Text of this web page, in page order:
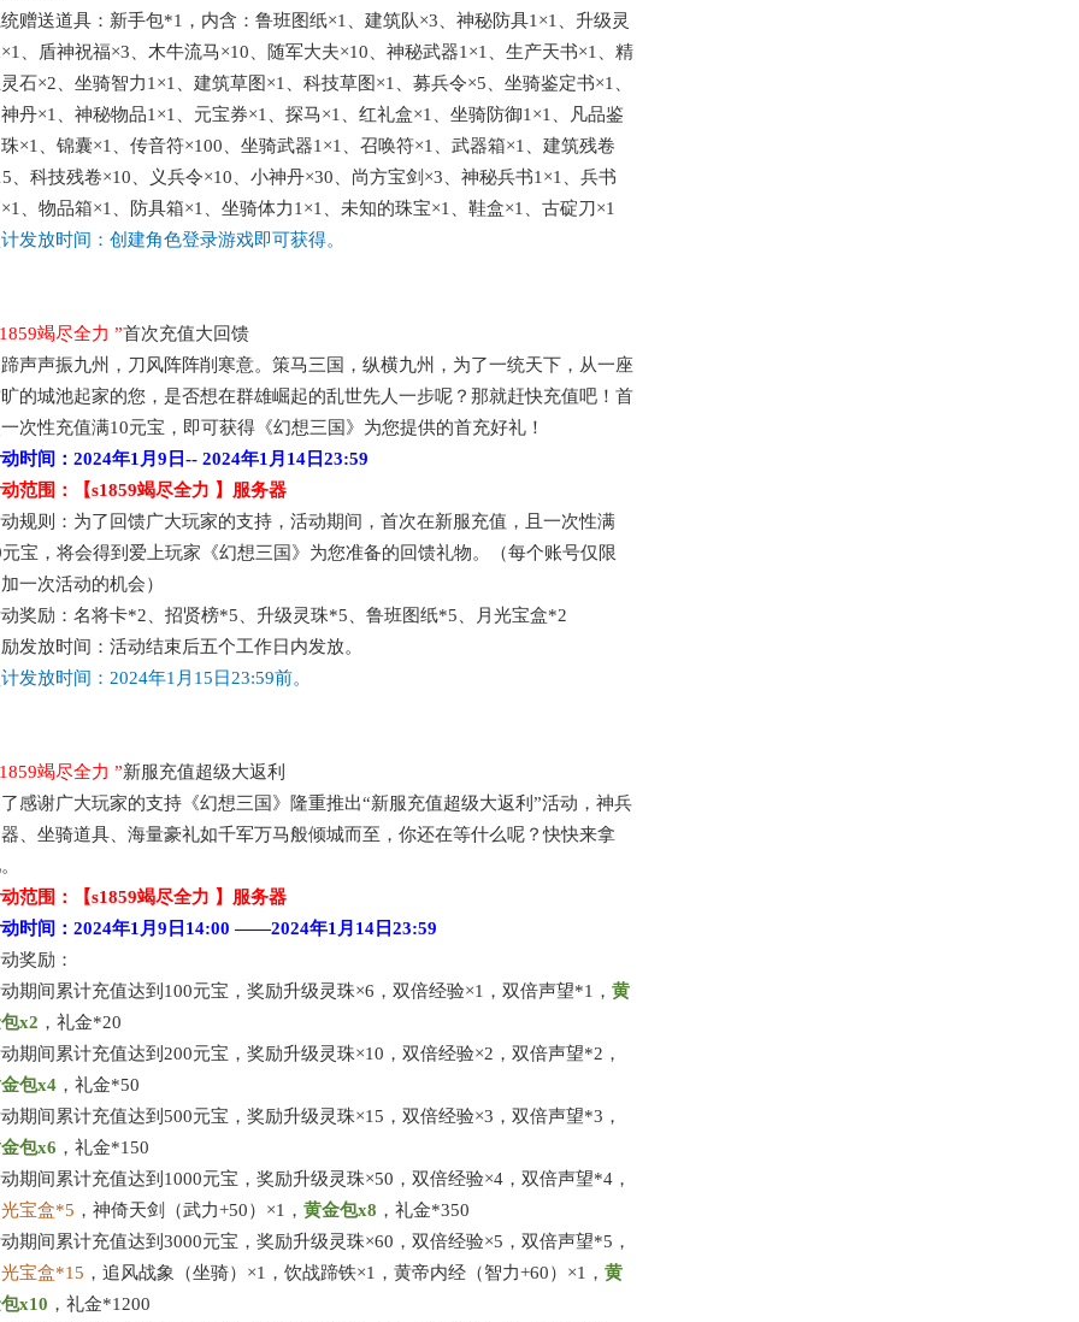
赠送道具：新手包*1，内含：鲁班图纸×1、建筑队×3、神秘防具1×1、升级灵
、盾神祝福×3、木牛流马×10、随军大夫×10、神秘武器1×1、生产天书×1、精
石×2、坐骑智力1×1、建筑草图×1、科技草图×1、募兵令×5、坐骑鉴定书×1、
丹×1、神秘物品1×1、元宝券×1、探马×1、红礼盒×1、坐骑防御1×1、凡品鉴
×1、锦囊×1、传音符×100、坐骑武器1×1、召唤符×1、武器箱×1、建筑残卷
、科技残卷×10、义兵令×10、小神丹×30、尚方宝剑×3、神秘兵书1×1、兵书
、物品箱×1、防具箱×1、坐骑体力1×1、未知的珠宝×1、鞋盒×1、古碇刀×1
发放时间：创建角色登录游戏即可获得。
竭尽全力 ”首次充值大回馈
声声振九州，刀风阵阵削寒意。策马三国，纵横九州，为了一统天下，从一座
的城池起家的您，是否想在群雄崛起的乱世先人一步呢？那就赶快充值吧！首
次性充值满10元宝，即可获得《幻想三国》为您提供的首充好礼！
时间： 2024年1月9日-- 2024年1月14日23:59
范围：【s1859竭尽全力 】服务器
规则：为了回馈广大玩家的支持，活动期间，首次在新服充值，且一次性满
宝，将会得到爱上玩家《幻想三国》为您准备的回馈礼物。（每个账号仅限
一次活动的机会）
奖励： 名将卡*2、招贤榜*5、升级灵珠*5、鲁班图纸*5、月光宝盒*2
发放时间：活动结束后五个工作日内发放。
发放时间： 2024年1月15日 23:59前。
竭尽全力 ”新服充值超级大返利
感谢广大玩家的支持《幻想三国》隆重推出“新服充值超级大返利 ”活动，神兵
、坐骑道具、海量豪礼如千军万马般倾城而至，你还在等什么呢？快快来拿
范围：【s1859竭尽全力 】服务器
时间： 2024年1月9日 14:00 ——2024年1月14日23:59
奖励：
期间累计充值达到 100元宝，奖励升级灵珠×6，双倍经验×1，双倍声望*1， 黄
x2 ， 礼金*20
期间累计充值达到 200元宝，奖励升级灵珠×10，双倍经验×2，双倍声望*2，
包x4， 礼金*50
期间累计充值达到 500元宝，奖励升级灵珠×15，双倍经验×3，双倍声望*3，
包x6 ， 礼金*150
期间累计充值达到 1000元宝，奖励升级灵珠×50，双倍经验×4，双倍声望*4，
宝盒*5 ，神倚天剑（武力+50）×1， 黄金包x8 ， 礼金*350
期间累计充值达到 3000元宝，奖励升级灵珠×60，双倍经验×5，双倍声望*5，
宝盒*15 ， 追风战象 （坐骑） ×1 ，饮战蹄铁×1，黄帝内经（智力+60）×1， 黄
x10 ， 礼金*1200